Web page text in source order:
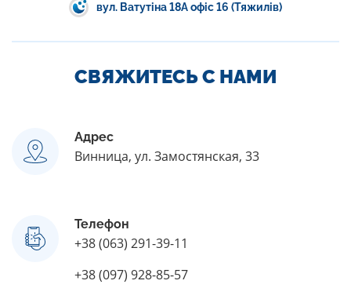
вул. Ватутіна 18А офіс 16 (Тяжилів)
СВЯЖИТЕСЬ C НАМИ
Адрес
Винница, ул. Замостянская, 33
Телефон
+38 (063) 291-39-11
+38 (097) 928-85-57